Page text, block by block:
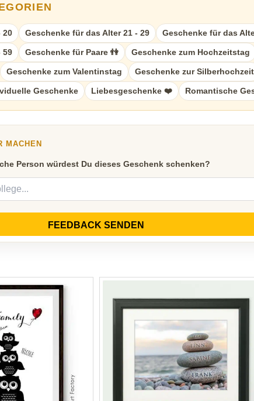
20 Geschenke für das Alter 21 - 29 Geschenke für das
59 Geschenke für Paare 👫 Geschenke zum Hochzeitstag
Geschenke zum Valentinstag Geschenke zur Silberhochzeit
Geschenke Liebesgeschenke ❤️ Romantische
MACHEN
Person würdest Du dieses Geschenk schenken?
FEEDBACK SENDEN